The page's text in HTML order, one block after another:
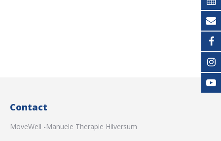
Contact
MoveWell -Manuele Therapie Hilversum